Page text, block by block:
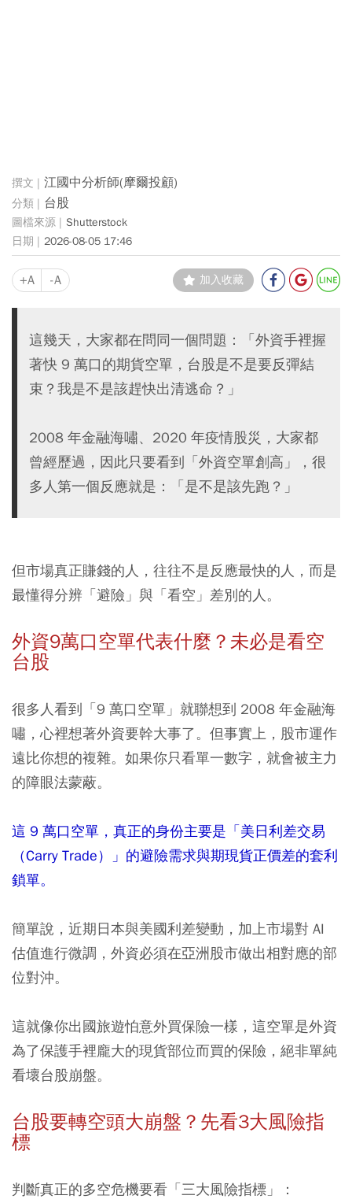
江國中分析師(摩爾投顧)
台股
Shutterstock
2026-08-05 17:46
+A -A 加入收藏
這幾天，大家都在問同一個問題：「外資手裡握
著快 9 萬口的期貨空單，台股是不是要反彈結
束？我是不是該趕快出清逃命？」
2008 年金融海嘯、2020 年疫情股災，大家都
曾經歷過，因此只要看到「外資空單創高」，很
多人第一個反應就是：「是不是該先跑？」
但市場真正賺錢的人，往往不是反應最快的人，而是
最懂得分辨「避險」與「看空」差別的人。
外資9萬口空單代表什麼？未必是看空
台股
很多人看到「9 萬口空單」就聯想到 2008 年金融海
嘯，心裡想著外資要幹大事了。但事實上，股市運作
遠比你想的複雜。如果你只看單一數字，就會被主力
的障眼法蒙蔽。
這 9 萬口空單，真正的身份主要是「美日利差交易
（Carry Trade）」的避險需求與期現貨正價差的套利
鎖單。
簡單說，近期日本與美國利差變動，加上市場對 AI
估值進行微調，外資必須在亞洲股市做出相對應的部
位對沖。
這就像你出國旅遊怕意外買保險一樣，這空單是外資
為了保護手裡龐大的現貨部位而買的保險，絕非單純
看壞台股崩盤。
台股要轉空頭大崩盤？先看3大風險指
標
判斷真正的多空危機要看「三大風險指標」：